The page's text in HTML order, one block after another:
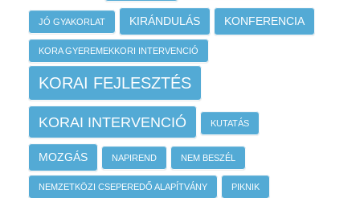
JÓ GYAKORLAT KIRÁNDULÁS KONFERENCIA
KORA GYEREMEKKORI INTERVENCIÓ
KORAI FEJLESZTÉS
KORAI INTERVENCIÓ KUTATÁS
MOZGÁS NAPIREND NEM BESZÉL
NEMZETKÖZI CSEPEREDŐ ALAPÍTVÁNY PIKNIK